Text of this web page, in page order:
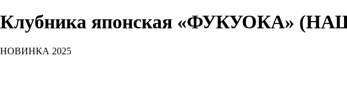
Клубника японская «ФУКУОКА»
НОВИНКА 2025